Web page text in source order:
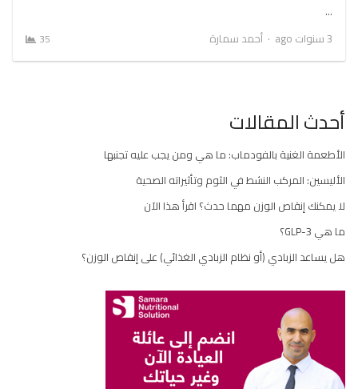
…
3 سنوات ago
Author
أحمد سمارة 35
أحدث المقالات
الأطعمة الغنية بالفودماب: ما هي ومن يجب عليه تجنبها
الأليسين: المركب النشط في الثوم وتأثيراته الصحية
لا يمكنك إنقاص الوزن مهما حدث؟ اقرأ هذا الآن
ما هي GLP-3؟
هل يساعد الزبادي (أو نظام الزبادي الغذائي) على إنقاص الوزن؟